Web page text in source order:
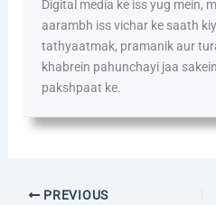
Digital media ke iss yug mein,
aarambh iss vichar ke saath
tathyaatmak, pramanik aur
khabrein pahunchayi jaa
pakshpaat ke.
PREVIOUS